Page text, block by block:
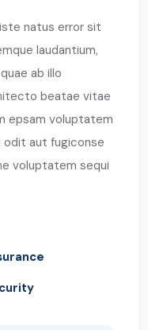
natus error sit
laudantium,
ab illo
beatae vitae
epsam voluptatem
odit aut fugiconse
voluptatem sequi